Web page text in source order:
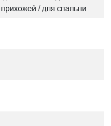
/ для спальни